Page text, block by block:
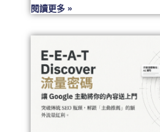
閱讀更多 »